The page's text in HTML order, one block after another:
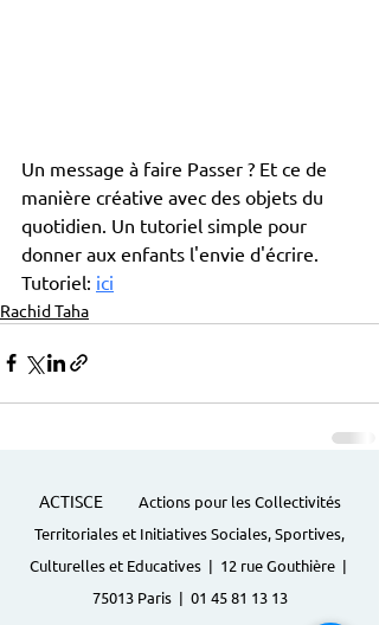
Un message à faire Passer ? Et ce de
manière créative avec des objets du
quotidien. Un tutoriel simple pour
donner aux enfants l'envie d'écrire.
Tutoriel: ici
Rachid Taha
ACTISCE
Actions pour les Collectivités
Territoriales et Initiatives Sociales, Sportives,
Culturelles et Educatives | 12 rue Gouthière |
75013 Paris | 01 45 81 13 13